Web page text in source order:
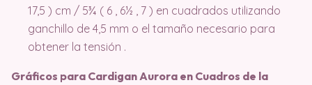
17,5 ) cm / 5¾ ( 6 , 6½ , 7 ) en cuadrados utilizando
ganchillo de 4,5 mm o el tamaño necesario para
obtener la tensión .
Gráficos para Cardigan Aurora en Cuadros de la